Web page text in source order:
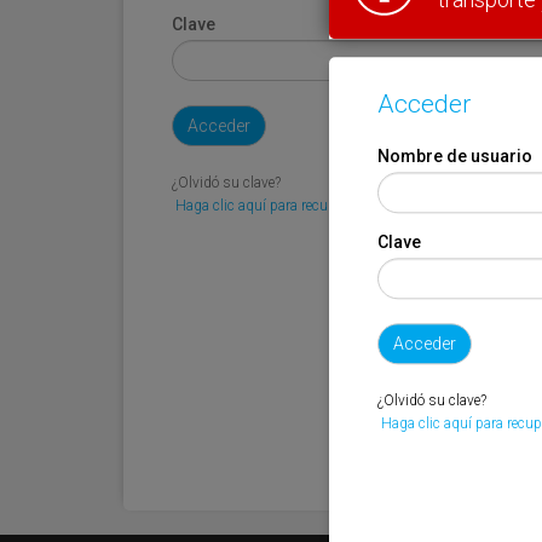
Clave
¿Olvidó su clave?
Haga clic aquí para recuperarla.
Acceder
Nombre de usuario
Clave
¿Olvidó su clave?
Haga clic aquí para